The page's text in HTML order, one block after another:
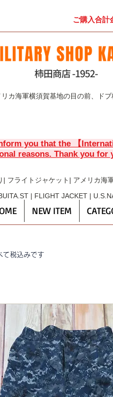
ご購入合計
カ海軍横須賀基地の目の前、ド
you that the 【
reasons. Thank you for
| フライト ジャケット| アメリカ海
| FLIGHT JACKET |
NEW ITEM
て税込みです